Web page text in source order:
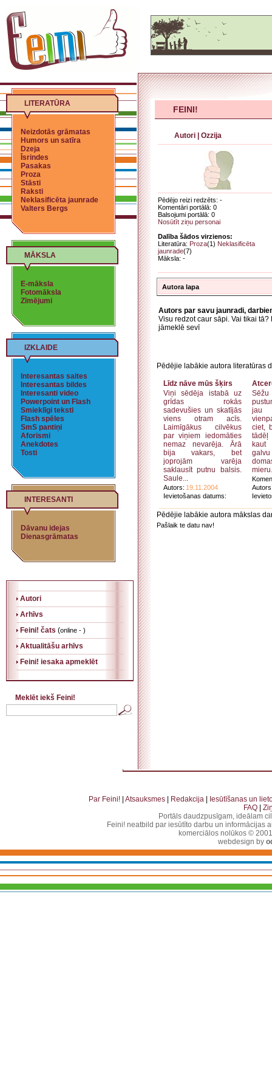
LITERATŪRA
Neizdotās grāmatas
Humors un satīra
Dzeja
Īsrindes
Pasakas
Proza
Stāsti
Raksti
Neklasificēta jaunrade
Valters Bergs
MĀKSLA
E-māksla
Fotomāksla
Zīmējumi
IZKLAIDE
Interesantas saites
Interesantas bildes
Interesanti video
Powerpoint un Flash
Smieklīgi teksti
Flash spēles
SmS pantiņi
Aforismi
Anekdotes
Tosti
INTERESANTI
Dāvanu idejas
Dienasgrāmatas
Autori
Arhīvs
Feini! čats (online - )
Aktualitāšu arhīvs
Feini! iesaka apmeklēt
Meklēt iekš Feini!
FEINI!
Autori Ozzija
Pēdējo reizi redzēts: -
Komentāri portālā: 0
Balsojumi portālā: 0
Nosūtīt ziņu personai
Dalība šādos virzienos:
Literatūra: Proza(1) Neklasificēta
jaunrade(7)
Māksla: -
Autora lapa
Autors par savu jaunradi,
Visu redzot caur sāpi. Vai tikai
jāmeklē sevī
Pēdējie labākie autora literatūras
Līdz nāve mūs šķirs
Viņi sēdēja istabā uz
grīdas rokās
sadevušies un skatījās
viens otram acīs.
Laimīgākus cilvēkus
par viņiem iedomāties
nemaz nevarēja. Ārā
bija vakars, bet
joprojām varēja
saklausīt putnu balsis.
Saule...
Autors:
Ievietošanas datums:
19.11.2004
jau
ciet,
tādēļ
kaut
Pēdējie labākie autora mākslas
Pašlaik te datu nav!
Par Feini! Atsauksmes Redakcija
Iesūtīšanas un
FAQ
Portāls daudzpusīgam, ideālam
Feini! neatbild par iesūtīto darbu un informācijas
komerciālos nolūkos ©
webdesign by